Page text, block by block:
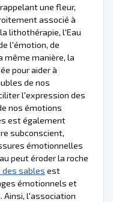
une fleur,
associé à
lithothérapie, l'Eau
l'émotion, de
même manière, la
pour aider à
de nos
l'expression des
nos émotions
est également
subconscient,
émotionnelles
peut éroder la roche
des sables est
émotionnels et
l'association